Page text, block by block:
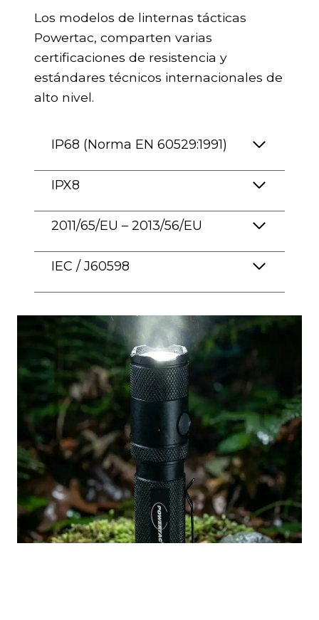
Los modelos de linternas tácticas
Powertac, comparten varias
certificaciones de resistencia y
estándares técnicos internacionales de
alto nivel.
IP68 (Norma EN 60529:1991)
IPX8
2011/65/EU – 2013/56/EU
IEC / J60598